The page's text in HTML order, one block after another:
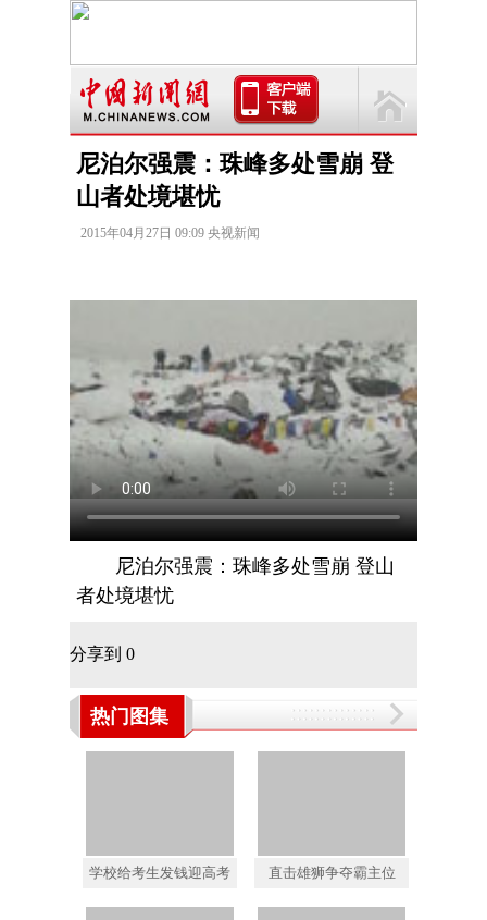
尼泊尔强震：珠峰多处雪崩 登
山者处境堪忧
2015年04月27日 09:09 央视新闻
尼泊尔强震：珠峰多处雪崩 登山
者处境堪忧
分享到 0
热门图集
学校给考生发钱迎高考 直击雄狮争夺霸主位